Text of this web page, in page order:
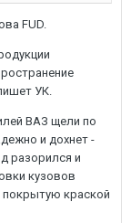
FUD.
УК.
ВАЗ щели по
и дохнет -
разорился и
кузовов
покрытую краской